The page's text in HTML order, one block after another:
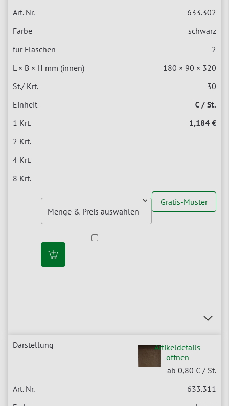
633.302
schwarz
2
180 × 90 × 320
30
€ / St.
1,184 €
Gratis-Muster
Artikeldetails
öffnen
ab 0,80 € / St.
633.311